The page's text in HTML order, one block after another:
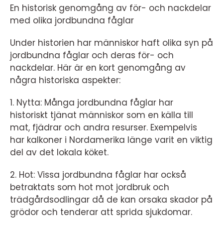
En historisk genomgång av för- och nackdelar
med olika jordbundna fåglar
Under historien har människor haft olika syn på
jordbundna fåglar och deras för- och
nackdelar. Här är en kort genomgång av
några historiska aspekter:
1. Nytta: Många jordbundna fåglar har
historiskt tjänat människor som en källa till
mat, fjädrar och andra resurser. Exempelvis
har kalkoner i Nordamerika länge varit en viktig
del av det lokala köket.
2. Hot: Vissa jordbundna fåglar har också
betraktats som hot mot jordbruk och
trädgårdsodlingar då de kan orsaka skador på
grödor och tenderar att sprida sjukdomar.